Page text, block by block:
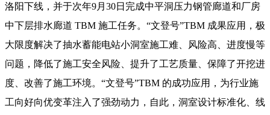
洛阳下线，并于次年9月30日完成中平洞压力钢管廊道和厂房
中下层排水廊道 TBM 施工任务。“文登号”TBM 成果应用，极
大限度解决了抽水蓄能电站小洞室施工难、风险高、进度慢等
问题，降低了施工安全风险、提升了工艺质量、保障了开挖进
度、改善了施工环境。“文登号”TBM 的成功应用，为行业施
工向好向优变革注入了强劲动力，自此，洞室设计标准化、线